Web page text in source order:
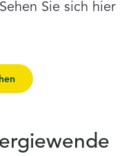
Sie sich hier